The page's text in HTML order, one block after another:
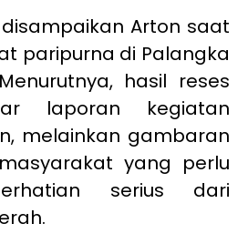
Arton saat
paripurna di Palangka
hasil reses
laporan kegiatan
melainkan gambaran
yang perlu
serius dari